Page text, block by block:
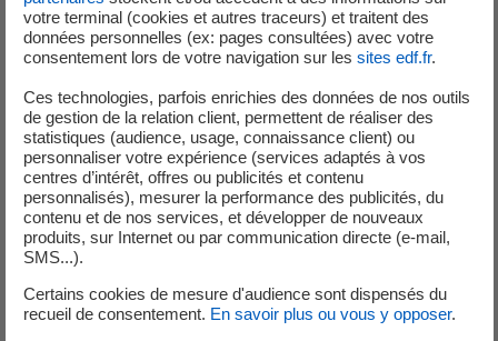
vapeur (ASG*) conditionnant le fonctionnement
des motopompes et de la turbopompe ASG. 6
secondes plus tard, la porte est rouverte et la
ventilation est de nouveau pleinement disponible.
Cet événement n’a pas eu d’impact sur la sûreté
des installations. Cependant, l’indisponibilité
momentanée de certains matériels de ventilation
constitue un écart à nos règles d’exploitation. Cet
écart a été déclaré à l’Autorité de Sûreté
Nucléaire et de Radioprotection (ASNR) le 16 mars
circuit d’alimentation de secours des générateurs
de vapeur qui intervient en cas de défaillance du
votre terminal (cookies et autres traceurs) et traitent des
données personnelles (ex: pages consultées) avec votre
consentement lors de votre navigation sur les sites edf.fr.
Ces technologies, parfois enrichies des données de nos outils
de gestion de la relation client, permettent de réaliser des
statistiques (audience, usage, connaissance client) ou
personnaliser votre expérience (services adaptés à vos
centres d’intérêt, offres ou publicités et contenu
personnalisés), mesurer la performance des publicités, du
contenu et de nos services, et développer de nouveaux
produits, sur Internet ou par communication directe (e-mail,
SMS...).
Certains cookies de mesure d'audience sont dispensés du
recueil de consentement. En savoir plus ou vous y opposer.